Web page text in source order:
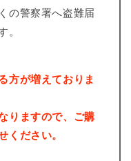
の警察署へ盗難届
。
方が増えておりま
りますので、ご購
ください。